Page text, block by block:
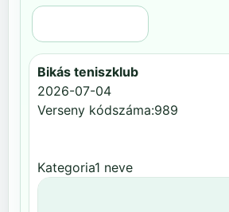
Bikás teniszklub
2026-07-04
Verseny kódszáma:989
Kategoria1 neve